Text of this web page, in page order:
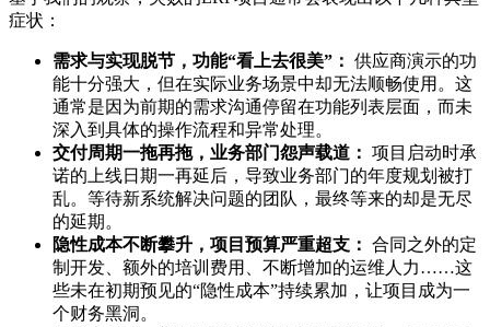
症状：
需求与实现脱节，功能“看上去很美”： 供应商演示的功
能十分强大，但在实际业务场景中却无法顺畅使用。这
通常是因为前期的需求沟通停留在功能列表层面，而未
深入到具体的操作流程和异常处理。
交付周期一拖再拖，业务部门怨声载道： 项目启动时承
诺的上线日期一再延后，导致业务部门的年度规划被打
乱。等待新系统解决问题的团队，最终等来的却是无尽
的延期。
隐性成本不断攀升，项目预算严重超支： 合同之外的定
制开发、额外的培训费用、不断增加的运维人力……这
些未在初期预见的“隐性成本”持续累加，让项目成为一
个财务黑洞。